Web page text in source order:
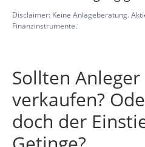
Disclaimer: Keine Anlageberatung.
Finanzinstrumente.
Sollten
verkaufen?
doch der